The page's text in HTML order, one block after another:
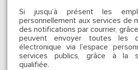
Si jusqu’à présent les
personnellement aux services de
des notifications par courrier,
peuvent envoyer toutes les
électronique via l’espace
services publics, grâce à la
qualifiée.